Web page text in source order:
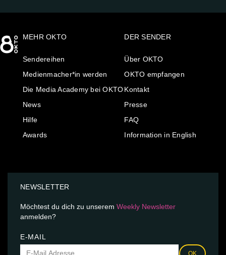
MEHR OKTO
Sendereihen
Medienmacher*in werden
Die Media Academy bei OKTO
News
Hilfe
Awards
DER SENDER
Über OKTO
OKTO empfangen
Kontakt
Presse
FAQ
Information in English
NEWSLETTER
Möchtest du dich zu unserem Weekly Newsletter
anmelden?
E-MAIL
OK